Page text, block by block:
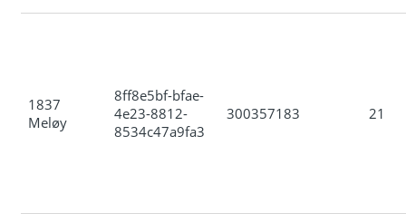
1837
Meløy
8ff8e5bf-bfae-
4e23-8812-
8534c47a9fa3
300357183 21